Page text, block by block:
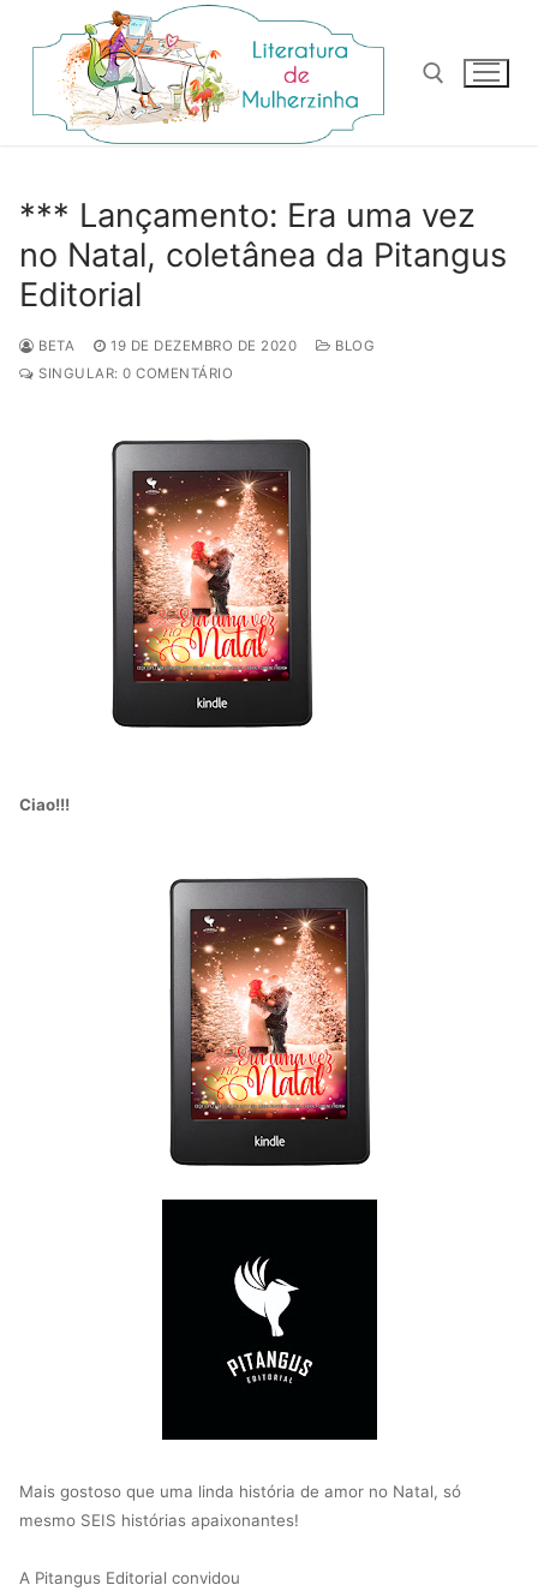
para
conteúdo
*** Lançamento: Era uma vez
no Natal, coletânea da Pitangus
Editorial
BETA 19 DE DEZEMBRO DE 2020
BLOG
SINGULAR: 0 COMENTÁRIO
Ciao!!!
Mais gostoso que uma linda história de amor no Natal, só
mesmo SEIS histórias apaixonantes!
A Pitangus Editorial convidou